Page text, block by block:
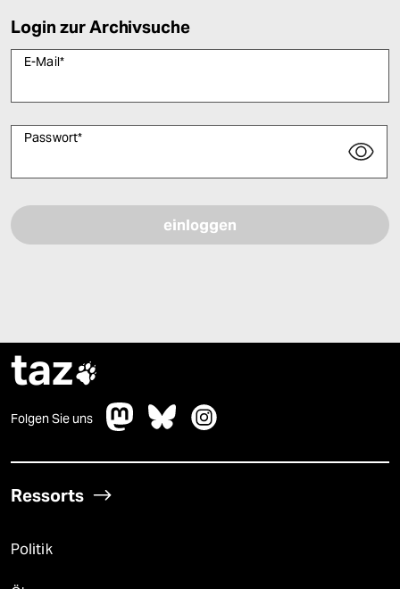
Login zur Archivsuche
E-Mail*
Passwort*
taz
Folgen Sie uns
Ressorts
Politik